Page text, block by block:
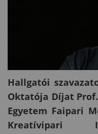
Hallgatói
Oktatója Díjat
Egyetem Faipari
Kreatívipari